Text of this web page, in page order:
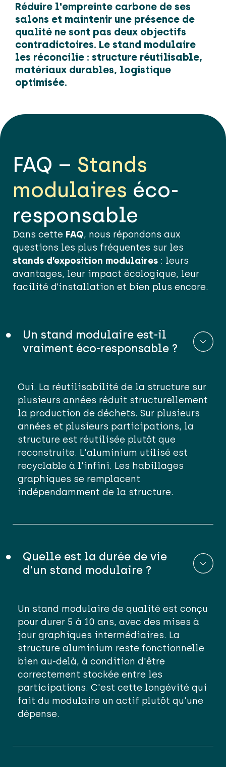
Réduire l'empreinte carbone de ses
salons et maintenir une présence de
qualité ne sont pas deux objectifs
contradictoires. Le stand modulaire
les réconcilie : structure réutilisable,
matériaux durables, logistique
optimisée.
FAQ – Stands
modulaires éco-
responsable
Dans cette FAQ, nous répondons aux
questions les plus fréquentes sur les
stands d’exposition modulaires : leurs
avantages, leur impact écologique, leur
facilité d’installation et bien plus encore.
Un stand modulaire est-il
vraiment éco-responsable ?
Oui. La réutilisabilité de la structure sur
plusieurs années réduit structurellement
la production de déchets. Sur plusieurs
années et plusieurs participations, la
structure est réutilisée plutôt que
reconstruite. L'aluminium utilisé est
recyclable à l'infini. Les habillages
graphiques se remplacent
indépendamment de la structure.
Quelle est la durée de vie
d'un stand modulaire ?
Un stand modulaire de qualité est conçu
pour durer 5 à 10 ans, avec des mises à
jour graphiques intermédiaires. La
structure aluminium reste fonctionnelle
bien au-delà, à condition d'être
correctement stockée entre les
participations. C'est cette longévité qui
fait du modulaire un actif plutôt qu'une
dépense.